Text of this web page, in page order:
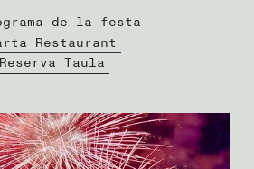
de la festa
Restaurant
Reserva Taula